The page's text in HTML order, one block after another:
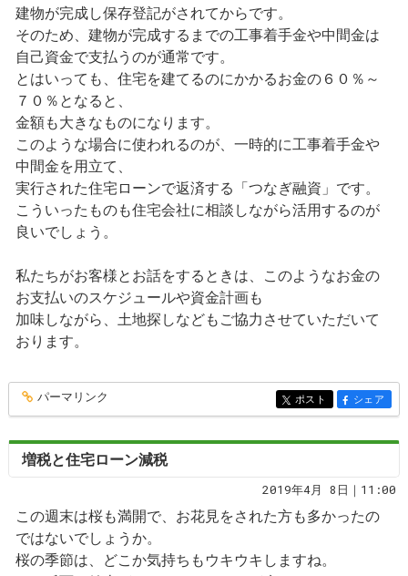
建物が完成し保存登記がされてからです。
そのため、建物が完成するまでの工事着手金や中間金は
自己資金で支払うのが通常です。
とはいっても、住宅を建てるのにかかるお金の６０％～
７０％となると、
金額も大きなものになります。
このような場合に使われるのが、一時的に工事着手金や
中間金を用立て、
実行された住宅ローンで返済する「つなぎ融資」です。
こういったものも住宅会社に相談しながら活用するのが
良いでしょう。
私たちがお客様とお話をするときは、このようなお金の
お支払いのスケジュールや資金計画も
加味しながら、土地探しなどもご協力させていただいて
おります。
entry134
パーマリンク entry134
ポスト entry134
シェア
増税と住宅ローン減税
2019年4月 8日｜11:00
この週末は桜も満開で、お花見をされた方も多かったの
ではないでしょうか。
桜の季節は、どこか気持ちもウキウキしますね。